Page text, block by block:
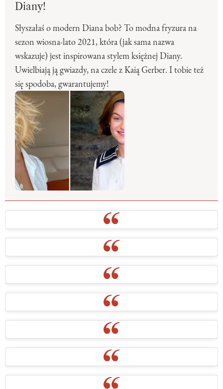
Diany!
Słyszałaś o modern Diana bob? To modna fryzura na
sezon wiosna-lato 2021, która (jak sama nazwa
wskazuje) jest inspirowana stylem księżnej Diany.
Uwielbiają ją gwiazdy, na czele z Kaią Gerber. I tobie też
się spodoba, gwarantujemy!